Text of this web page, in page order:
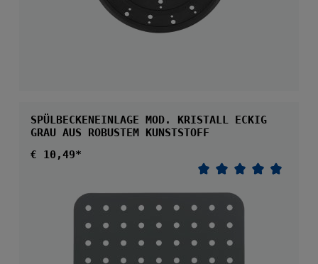
SPÜLBECKENEINLAGE MOD. KRISTALL ECKIG
GRAU AUS ROBUSTEM KUNSTSTOFF
Regulärer Preis:
€ 10,49*